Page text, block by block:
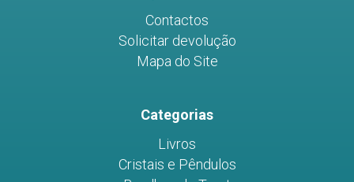
Contactos
Solicitar devolução
Mapa do Site
Categorias
Livros
Cristais e Pêndulos